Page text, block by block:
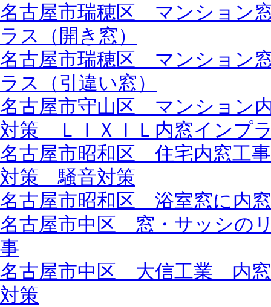
名古屋市瑞穂区 マンション
ラス（開き窓）
名古屋市瑞穂区 マンション
ラス（引違い窓）
名古屋市守山区 マンション
対策 ＬＩＸＩＬ内窓インプ
名古屋市昭和区 住宅内窓工
対策 騒音対策
名古屋市昭和区 浴室窓に内
名古屋市中区 窓・サッシの
事
名古屋市中区 大信工業 内
対策